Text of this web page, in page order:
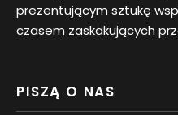
prezentującym sztukę
czasem zaskakujących
PISZĄ O NAS